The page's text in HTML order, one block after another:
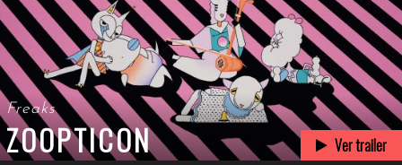
Freaks
ZOOPTICON Ver trailer